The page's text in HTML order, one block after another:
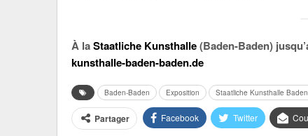
À laStaatliche Kunsthalle(Baden-Baden)
kunsthalle-baden-baden.de
Baden-Baden Exposition Staatliche Kunsthalle
Partager Facebook Twitter